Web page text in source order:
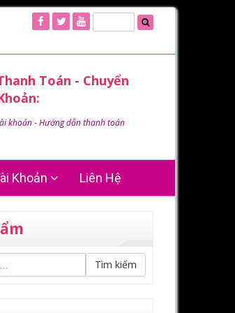
Toán - Chuyển
khoản - Hướng dẫn thanh toán
Khoản Liên Hệ
Tìm kiếm